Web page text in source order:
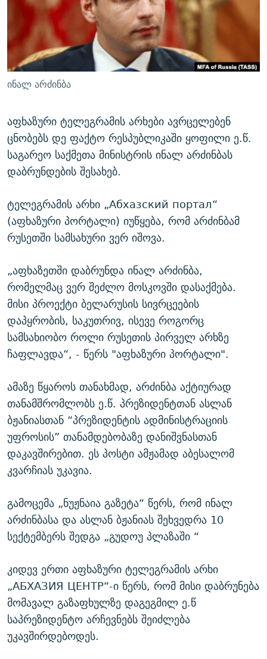
ᲛᲝᲚᲐᲞᲐᲠᲐᲙᲔ ᲢᲔᲥᲡᲢᲔᲑᲘ
ᲨᲘᲜ - ᲣᲪᲮᲝᲔᲗᲨᲘ
ᲚᲘᲢᲔᲠᲐᲢᲣᲠᲣᲚᲘ ᲬᲐᲮᲜᲐᲒᲔᲑᲘ
ᲐᲛᲔᲠᲘᲙᲣᲚᲘ ᲛᲝᲗᲮᲠᲝᲑᲐ
ᲩᲔᲛᲘ ᲡᲘᲙᲕᲓᲘᲚᲘᲡ ᲛᲘᲖᲔᲖᲘᲐ COVID-19
11 ᲬᲔᲚᲘ - 11 ᲐᲛᲑᲐᲕᲘ
ᲡᲐᲞᲐᲠᲚᲐᲛᲔᲜᲢᲝ ᲐᲠᲩᲔᲕᲜᲔᲑᲘᲡ ᲘᲡᲢᲝᲠᲘᲐ
ᲑᲐᲕᲨᲕᲔᲑᲘ ᲞᲠᲝᲡᲢᲘᲢᲣᲪᲘᲐᲨᲘ - ᲐᲛᲝᲣᲗᲥᲛᲔᲚᲘ ᲐᲛᲑᲐᲕᲘ
ᲐᲒᲕᲘᲡᲢᲝᲡ ᲝᲛᲘ
ПРИВЕТ ᲙᲣᲚᲢᲣᲠᲐ
ᲒᲐᲛᲝᲘᲬᲔᲠᲔ
რთე/რთ-ის ყველა საიტი
ინალ არძინბა
აფხაზური ტელეგრამის არხები ავრცელებენ
ცნობებს დე ფაქტო რესპუბლიკაში ყოფილი ე.წ.
საგარეო საქმეთა მინისტრის ინალ არძინბას
დაბრუნდების შესახებ.
ტელეგრამის არხი „Абхазский портал“
(აფხაზური პორტალი) იუწყება, რომ არძინბამ
რუსეთში სამსახური ვერ იშოვა.
„აფხაზეთში დაბრუნდა ინალ არძინბა,
რომელმაც ვერ შეძლო მოსკოვში დასაქმება.
მისი პროექტი ბელარუსის სივრცეების
დაპყრობის, საკუთრივ, ისევე როგორც
სამსახიობო როლი რუსეთის პირველ არხზე
ჩაფლავდა“, - წერს "აფხაზური პორტალი".
ამაზე წყაროს თანახმად, არძინბა აქტიურად
თანამშრომლობს ე.წ. პრეზიდენტთან ასლან
ბჟანიასთან “პრეზიდენტის ადმინისტრაციის
უფროსის” თანამდებობაზე დანიშვნასთან
დაკავშირებით. ეს პოსტი ამჟამად აბესალომ
კვარჩიას უკავია.
გამოცემა „ნუჟნაია გაზეტა“ წერს, რომ ინალ
არძინბასა და ასლან ბჟანიას შეხვედრა 10
სექტემბერს შედგა „გუდოუ პლაზაში “
კიდევ ერთი აფხაზური ტელეგრამის არხი
„АБХАЗИЯ ЦЕНТР“-ი წერს, რომ მისი დაბრუნება
მომავალ გაზაფხულზე დაგეგმილ ე.წ
საპრეზიდენტო არჩევნებს შეიძლება
უკავშირდებოდეს.